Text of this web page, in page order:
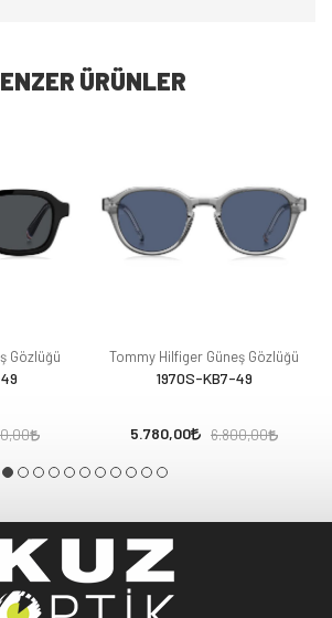
ÜRÜNLER
Gözlüğü Tommy Hilfiger Güneş Gözlüğü
1970S-KB7-49
5.780,00 6.800,00